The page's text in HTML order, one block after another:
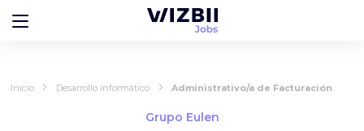
Inicio Desarrollo informático Administrativo/a de Facturación
Grupo Eulen